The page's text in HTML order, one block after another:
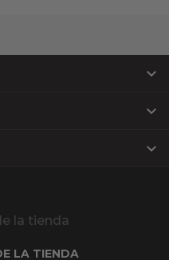



la tienda
LA TIENDA